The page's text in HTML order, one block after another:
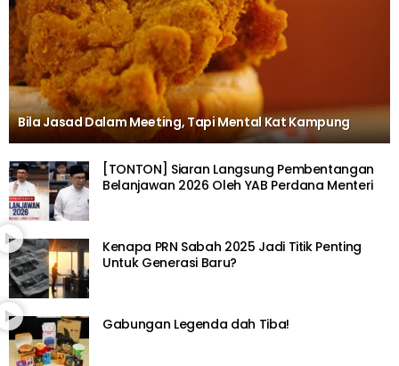
Bila Jasad Dalam Meeting, Tapi Mental Kat Kampung
[TONTON] Siaran Langsung Pembentangan
Belanjawan 2026 Oleh YAB Perdana Menteri
Kenapa PRN Sabah 2025 Jadi Titik Penting
Untuk Generasi Baru?
Gabungan Legenda dah Tiba!